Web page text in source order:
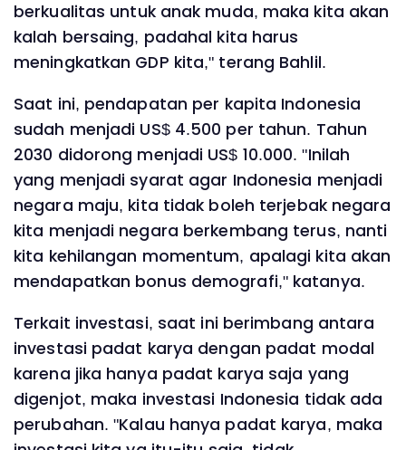
berkualitas untuk anak muda, maka kita akan
kalah bersaing, padahal kita harus
meningkatkan GDP kita," terang Bahlil.
Saat ini, pendapatan per kapita Indonesia
sudah menjadi US$ 4.500 per tahun. Tahun
2030 didorong menjadi US$ 10.000. "Inilah
yang menjadi syarat agar Indonesia menjadi
negara maju, kita tidak boleh terjebak negara
kita menjadi negara berkembang terus, nanti
kita kehilangan momentum, apalagi kita akan
mendapatkan bonus demografi," katanya.
Terkait investasi, saat ini berimbang antara
investasi padat karya dengan padat modal
karena jika hanya padat karya saja yang
digenjot, maka investasi Indonesia tidak ada
perubahan. "Kalau hanya padat karya, maka